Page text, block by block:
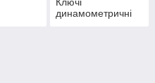
Ключі
динамометричні